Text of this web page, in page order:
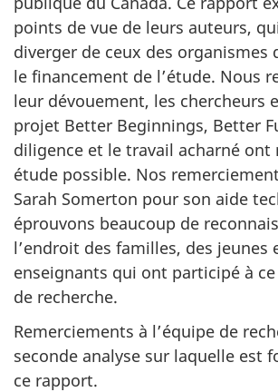
points de vue de leurs auteurs,
diverger de ceux des organismes
le financement de l’étude. Nous
leur dévouement, les chercheurs
projet Better Beginnings, Better
diligence et le travail acharné ont
étude possible. Nos
Sarah Somerton pour son aide
éprouvons beaucoup de
l’endroit des familles, des jeunes
enseignants qui ont participé à
de recherche.
Remerciements à l’équipe de
seconde analyse sur laquelle est
ce rapport.